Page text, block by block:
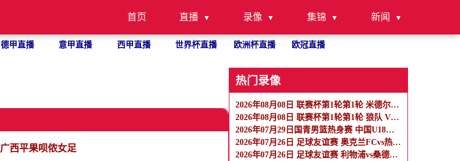
首页 直播 录像 集锦 新闻
德甲直播 意甲直播 西甲直播 世界杯直播 欧洲杯直播 欧冠直播
西平果呗侬女足
热门录像
2026年08月08日 联赛杯第1轮第1轮 米德尔斯堡 VS 雷克瑟姆 全场录像
2026年08月08日 联赛杯第1轮第1轮 狼队 VS 维尔港 全场录像
2026年07月29日国青男篮热身赛 中国U18男篮 - 纽纳华丁闪电队 全场录像
2026年07月26日 足球友谊赛 奥克兰FCvs热刺 全场录像
2026年07月26日 足球友谊赛 利物浦vs桑德兰 全场录像